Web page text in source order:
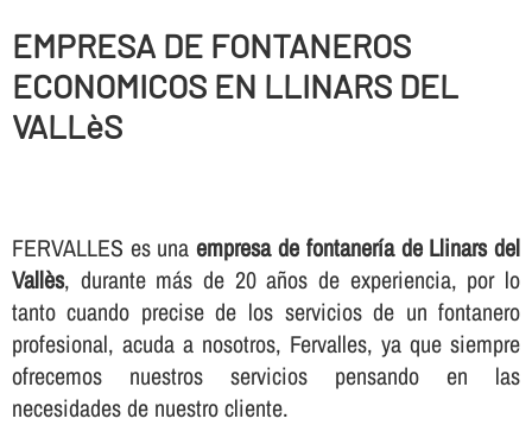
EMPRESA DE FONTANEROS
ECONOMICOS EN LLINARS DEL
VALLèS
FERVALLES es unaempresa de fontanerí­a de Llinars del
Vallès, durante más de 20 años de experiencia, por lo
tanto cuando precise de los servicios de un fontanero
profesional, acuda a nosotros, Fervalles, ya que siempre
ofrecemos nuestros servicios pensando en las
necesidades de nuestro cliente.